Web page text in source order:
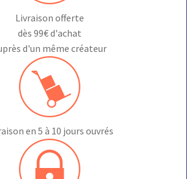
Livraison offerte
dès 99€ d'achat
d'un même créateur
en 5 à 10 jours ouvrés